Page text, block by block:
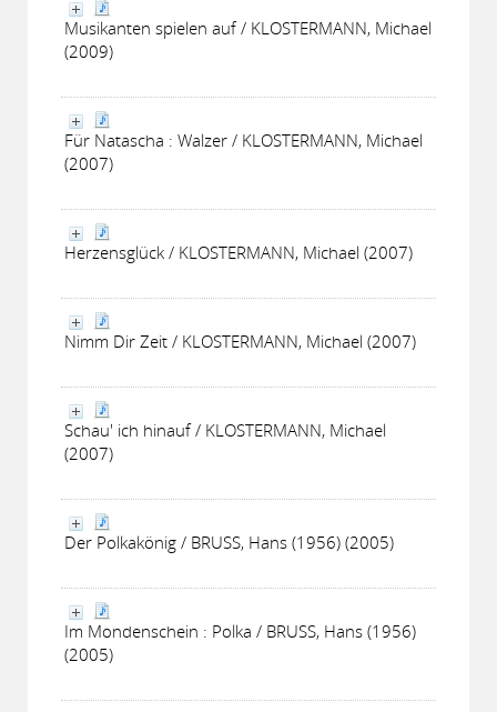
Musikanten spielen auf / KLOSTERMANN, Michael
(2009)
Für Natascha : Walzer / KLOSTERMANN, Michael
(2007)
Herzensglück / KLOSTERMANN, Michael (2007)
Nimm Dir Zeit / KLOSTERMANN, Michael (2007)
Schau' ich hinauf / KLOSTERMANN, Michael
(2007)
Der Polkakönig / BRUSS, Hans (1956) (2005)
Im Mondenschein : Polka / BRUSS, Hans (1956)
(2005)